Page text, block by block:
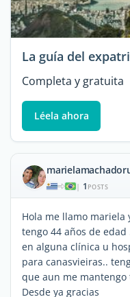
La guía del
Completa y gratuita
Léela ahora
| 1 POSTS
Hola me llamo mariela
tengo 44 años de
en alguna clínica u
para canasvieiras..
que aun me
Desde ya gracias